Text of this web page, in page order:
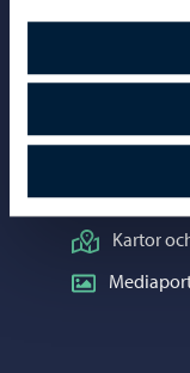
Borgåinfo
Nätbutik
Kartor